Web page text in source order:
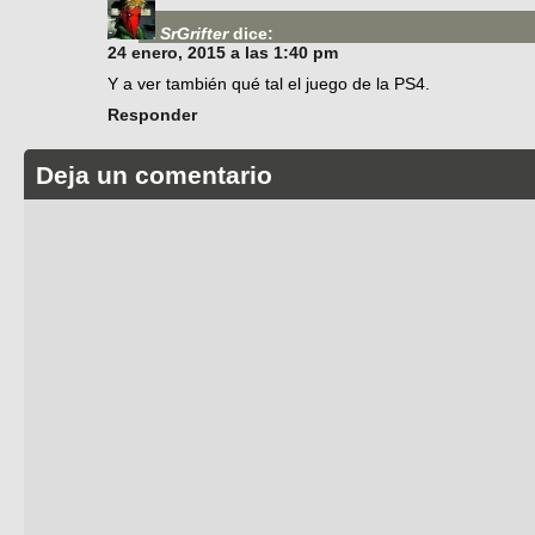
SrGrifter dice:
24 enero, 2015 a las 1:40 pm
Y a ver también qué tal el juego de la PS4.
Responder
Deja un comentario